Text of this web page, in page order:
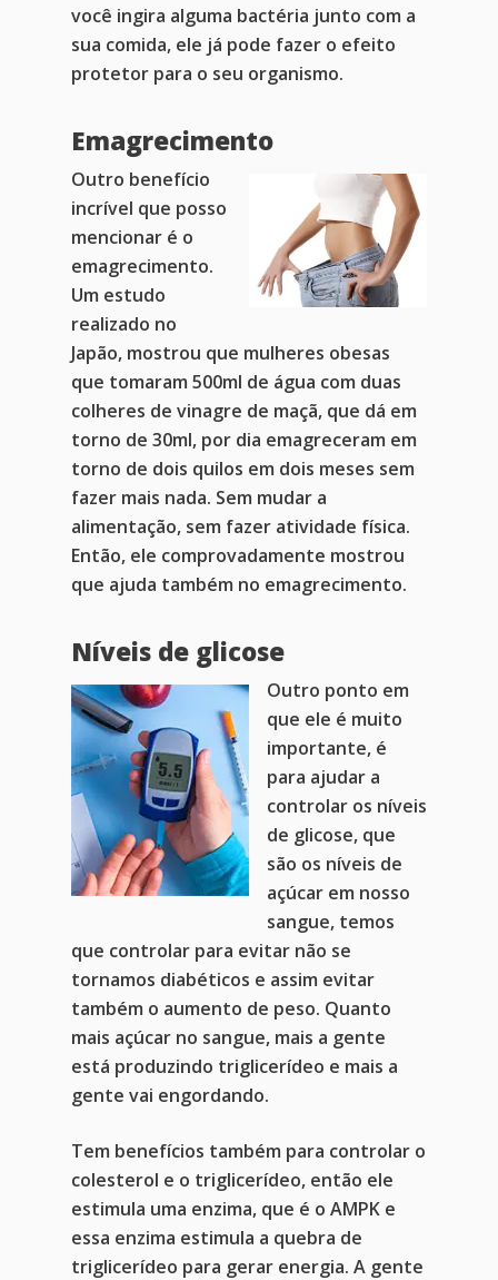
você ingira alguma bactéria junto com a
sua comida, ele já pode fazer o efeito
protetor para o seu organismo.
Emagrecimento
Outro benefício
incrível que posso
mencionar é o
emagrecimento.
Um estudo
realizado no
Japão, mostrou que mulheres obesas
que tomaram 500ml de água com duas
colheres de vinagre de maçã, que dá em
torno de 30ml, por dia emagreceram em
torno de dois quilos em dois meses sem
fazer mais nada. Sem mudar a
alimentação, sem fazer atividade física.
Então, ele comprovadamente mostrou
que ajuda também no emagrecimento.
Níveis de glicose
Outro ponto em
que ele é muito
importante, é
para ajudar a
controlar os níveis
de glicose, que
são os níveis de
açúcar em nosso
sangue, temos
que controlar para evitar não se
tornamos diabéticos e assim evitar
também o aumento de peso. Quanto
mais açúcar no sangue, mais a gente
está produzindo triglicerídeo e mais a
gente vai engordando.
Tem benefícios também para controlar o
colesterol e o triglicerídeo, então ele
estimula uma enzima, que é o AMPK e
essa enzima estimula a quebra de
triglicerídeo para gerar energia. A gente